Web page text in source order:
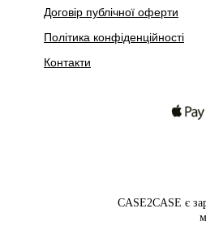
Договір публічної оферти
Політика конфіденційності
Контакти
CASE2CASE є